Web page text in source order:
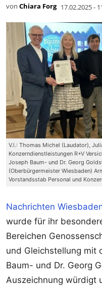
von Chiara Forg 17.02.2025 -
V.l.: Thomas Michel (Laudator),
Konzerndienstleistungen R+V
Joseph Baum- und Dr. Georg
(Oberbürgermeister Wiesbaden)
Vorstandsstab Personal und
Nachrichten
wurde für ihr
Bereichen
und Gleichstellung mit
Baum- und Dr. Georg
Auszeichnung würdigt